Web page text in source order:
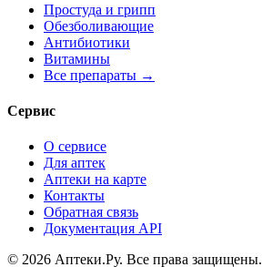
Простуда и грипп
Обезболивающие
Антибиотики
Витамины
Все препараты →
Сервис
О сервисе
Для аптек
Аптеки на карте
Контакты
Обратная связь
Документация API
© 2026 Аптеки.Ру. Все права защищены.